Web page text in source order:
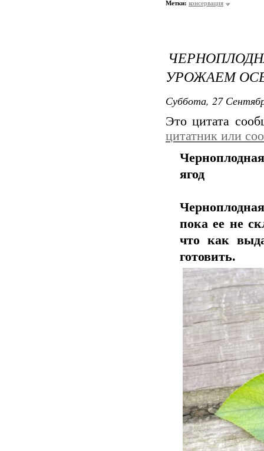
Метки: консервация
УРОЖАЕМ
Суббота, 27
Это цитата
цитатник или
ягод
пока ее не
что как
готовить.